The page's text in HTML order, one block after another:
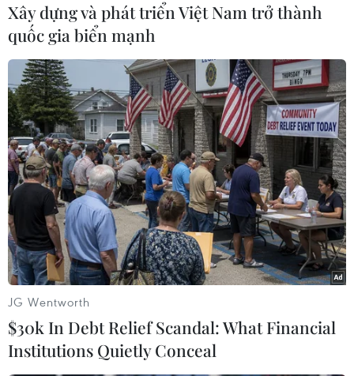
TIN CÙNG CHUYÊN MỤC
Giao tranh dữ dội ở miền Tây Libya,
nhiều tù nhân vượt ngục
05/08/2026 05:58
Lở đất tại Ethiopia khiến ít nhất 14
người thiệt mạng
04/08/2026 10:53
Xây dựng và phát triển Việt Nam trở thành
quốc gia biển mạnh
JG Wentworth
$30k In Debt Relief Scandal: What Financial
Institutions Quietly Conceal